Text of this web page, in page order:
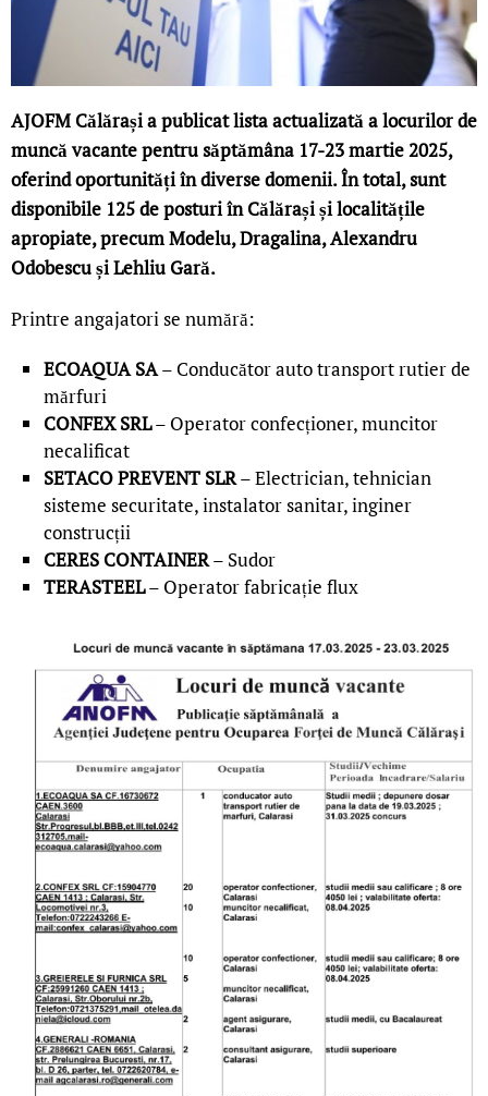
AJOFM Călărași a publicat lista actualizată a locurilor de
muncă vacante pentru săptămâna 17-23 martie 2025,
oferind oportunități în diverse domenii. În total, sunt
disponibile 125 de posturi în Călărași și localitățile
apropiate, precum Modelu, Dragalina, Alexandru
Odobescu și Lehliu Gară.
Printre angajatori se numără:
ECOAQUA SA– Conducător auto transport rutier de
mărfuri
CONFEX SRL– Operator confecționer, muncitor
necalificat
SETACO PREVENT SLR– Electrician, tehnician
sisteme securitate, instalator sanitar, inginer
construcții
CERES CONTAINER– Sudor
TERASTEEL– Operator fabricație flux